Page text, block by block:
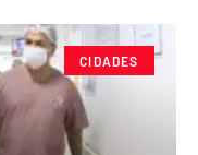
CIDADES